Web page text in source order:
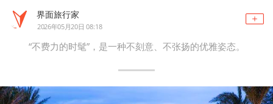
界面旅行家
2026年05月20日 08:18
“不费力的时髦”，是⼀种不刻意、不张扬的优雅姿态。